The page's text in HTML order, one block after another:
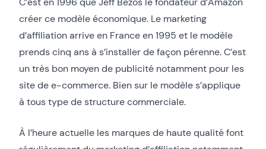
créer ce modèle économique. Le marketing
d’affiliation arrive en France en 1995 et le modèle
prends cinq ans à s’installer de façon pérenne. C’est
un très bon moyen de publicité notamment pour les
site de e-commerce. Bien sur le modèle s’applique
à tous type de structure commerciale.
À l’heure actuelle les marques de haute qualité font